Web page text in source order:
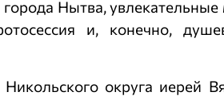
Нытва,
и, конечно,
округа иерей